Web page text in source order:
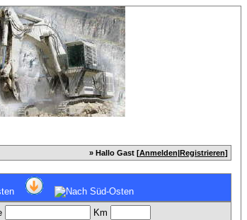
» Hallo Gast [Anmelden|Registrieren]
Km